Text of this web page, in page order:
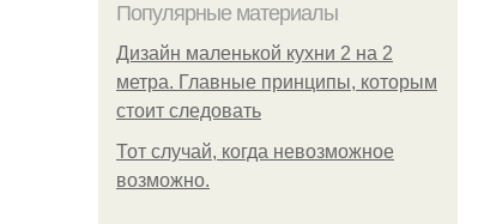
Популярные материалы
Дизайн маленькой кухни 2 на 2
метра. Главные принципы, которым
стоит следовать
Тот случай, когда невозможное
возможно.